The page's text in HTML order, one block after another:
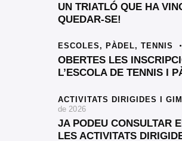
UN TRIATLÓ QUE HA
QUEDAR-SE!
ESCOLES, PÀDEL, TENNIS
OBERTES LES
L’ESCOLA DE TENNIS I
ACTIVITATS DIRIGIDES I
de 2026
JA PODEU CONSULTAR
LES ACTIVITATS